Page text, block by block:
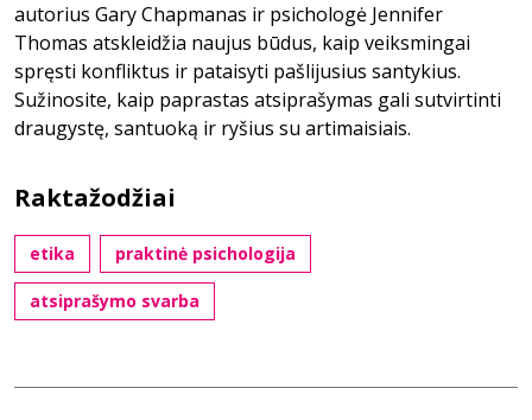
autorius Gary Chapmanas ir psichologė Jennifer
Thomas atskleidžia naujus būdus, kaip veiksmingai
spręsti konfliktus ir pataisyti pašlijusius santykius.
Sužinosite, kaip paprastas atsiprašymas gali sutvirtinti
draugystę, santuoką ir ryšius su artimaisiais.
Raktažodžiai
etika praktinė psichologija
atsiprašymo svarba